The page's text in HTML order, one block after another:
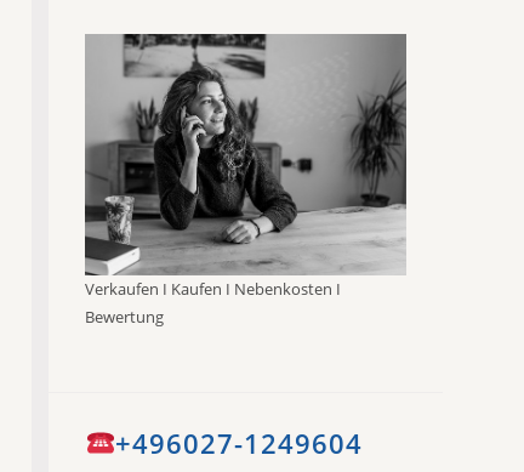
Verkaufen I Kaufen I Nebenkosten I
Bewertung
+496027-1249604